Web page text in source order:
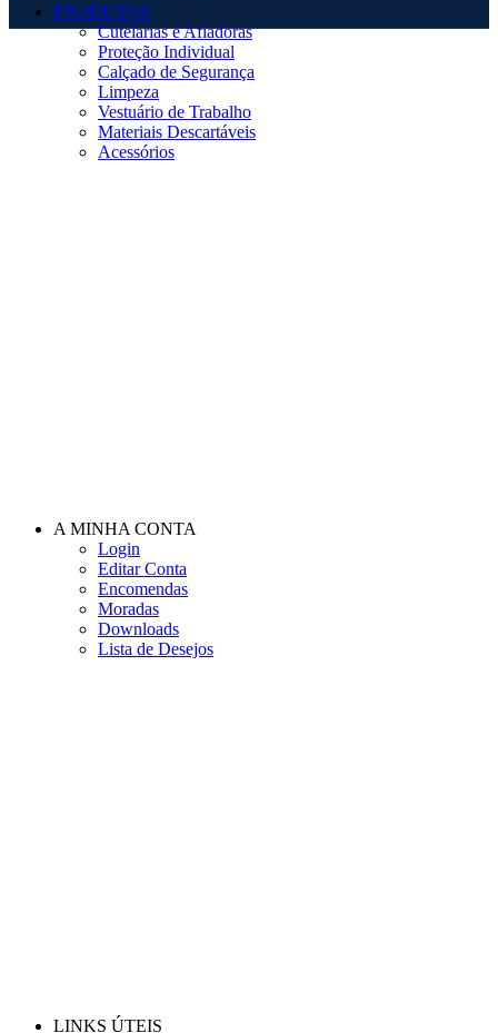
PRODUTOS
Cutelarias e Afiadoras
Proteção Individual
Calçado de Segurança
Limpeza
Vestuário de Trabalho
Materiais Descartáveis
Acessórios
A MINHA CONTA
Login
Editar Conta
Encomendas
Moradas
Downloads
Lista de Desejos
LINKS ÚTEIS